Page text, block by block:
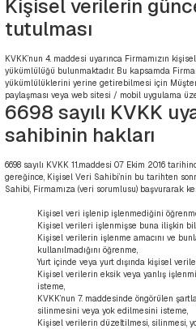
Kişisel verilerin
tutulması
KVKK’nun 4. maddesi uyarınca Firmamızın
yükümlülüğü bulunmaktadır. Bu kapsamda
yükümlülüklerini yerine getirebilmesi için
paylaşması veya web sitesi / mobil uygulama
6698 sayılı KVKK
sahibinin hakları
6698 sayılı KVKK 11.maddesi 07 Ekim 2016
gereğince, Kişisel Veri Sahibi’nin bu tarihten
Sahibi, Firmamıza (veri sorumlusu) başvurarak
Kişisel veri işlenip işlenmediğini
Kişisel verileri işlenmişse buna ilişkin
Kişisel verilerin işlenme amacını ve
kullanılmadığını öğrenme,
Yurt içinde veya yurt dışında kişisel
Kişisel verilerin eksik veya yanlış
isteme,
KVKK’nun 7. maddesinde öngörülen
silinmesini veya yok edilmesini isteme,
Kişisel verilerin düzeltilmesi, silinmesi,